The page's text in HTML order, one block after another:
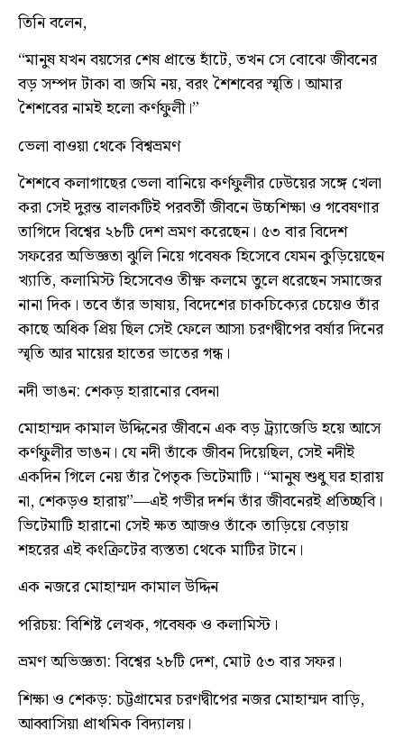
তিনি বলেন,
“মানুষ যখন বয়সের শেষ প্রান্তে হাঁটে, তখন সে বোঝে জীবনের
বড় সম্পদ টাকা বা জমি নয়, বরং শৈশবের স্মৃতি। আমার
শৈশবের নামই হলো কর্ণফুলী।”
ভেলা বাওয়া থেকে বিশ্বভ্রমণ
শৈশবে কলাগাছের ভেলা বানিয়ে কর্ণফুলীর ঢেউয়ের সঙ্গে খেলা
করা সেই দুরন্ত বালকটিই পরবর্তী জীবনে উচ্চশিক্ষা ও গবেষণার
তাগিদে বিশ্বের ২৮টি দেশ ভ্রমণ করেছেন। ৫৩ বার বিদেশ
সফরের অভিজ্ঞতা ঝুলি নিয়ে গবেষক হিসেবে যেমন কুড়িয়েছেন
খ্যাতি, কলামিস্ট হিসেবেও তীক্ষ্ণ কলমে তুলে ধরেছেন সমাজের
নানা দিক। তবে তাঁর ভাষায়, বিদেশের চাকচিক্যের চেয়েও তাঁর
কাছে অধিক প্রিয় ছিল সেই ফেলে আসা চরণদ্বীপের বর্ষার দিনের
স্মৃতি আর মায়ের হাতের ভাতের গন্ধ।
নদী ভাঙন: শেকড় হারানোর বেদনা
মোহাম্মদ কামাল উদ্দিনের জীবনে এক বড় ট্র্যাজেডি হয়ে আসে
কর্ণফুলীর ভাঙন। যে নদী তাঁকে জীবন দিয়েছিল, সেই নদীই
একদিন গিলে নেয় তাঁর পৈতৃক ভিটেমাটি। “মানুষ শুধু ঘর হারায়
না, শেকড়ও হারায়”—এই গভীর দর্শন তাঁর জীবনেরই প্রতিচ্ছবি।
ভিটেমাটি হারানো সেই ক্ষত আজও তাঁকে তাড়িয়ে বেড়ায়
শহরের এই কংক্রিটের ব্যস্ততা থেকে মাটির টানে।
এক নজরে মোহাম্মদ কামাল উদ্দিন
পরিচয়: বিশিষ্ট লেখক, গবেষক ও কলামিস্ট।
ভ্রমণ অভিজ্ঞতা: বিশ্বের ২৮টি দেশ, মোট ৫৩ বার সফর।
শিক্ষা ও শেকড়: চট্টগ্রামের চরণদ্বীপের নজর মোহাম্মদ বাড়ি,
আব্বাসিয়া প্রাথমিক বিদ্যালয়।